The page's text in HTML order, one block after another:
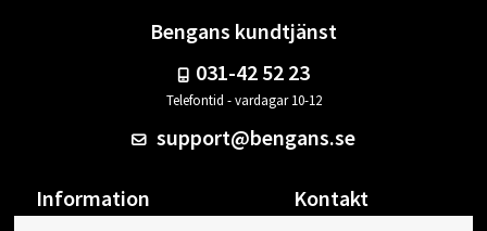
Bengans kundtjänst
031-42 52 23
Telefontid - vardagar 10-12
support@bengans.se
Information Kontakt